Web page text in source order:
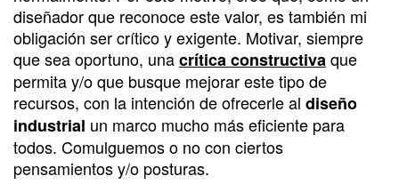
diseñador que reconoce este valor, es también mi
obligación ser crítico y exigente. Motivar, siempre
que sea oportuno, unacrítica constructivaque
permita y/o que busque mejorar este tipo de
recursos, con la intención de ofrecerle al diseño
industrial un marco mucho más eficiente para
todos. Comulguemos o no con ciertos
pensamientos y/o posturas.